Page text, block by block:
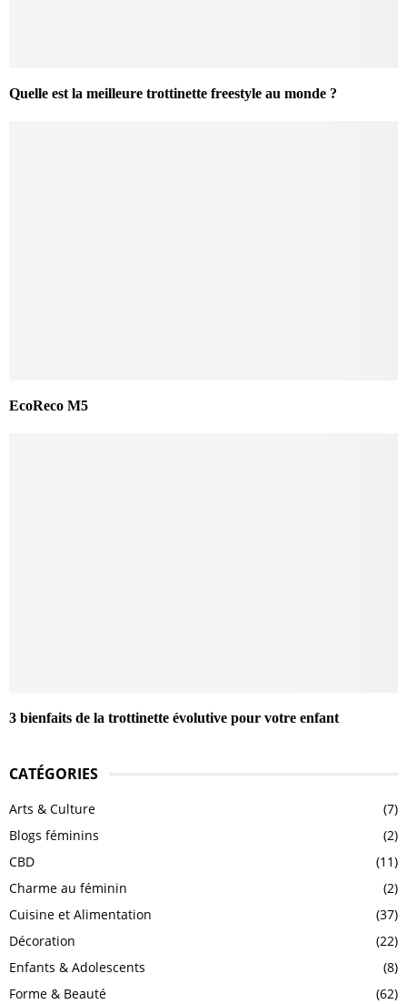
Quelle est la meilleure trottinette freestyle au monde ?
EcoReco M5
3 bienfaits de la trottinette évolutive pour votre enfant
CATÉGORIES
Arts & Culture
(7)
Blogs féminins
(2)
CBD
(11)
Charme au féminin
(2)
Cuisine et Alimentation
(37)
Décoration
(22)
Enfants & Adolescents
(8)
Forme & Beauté
(62)